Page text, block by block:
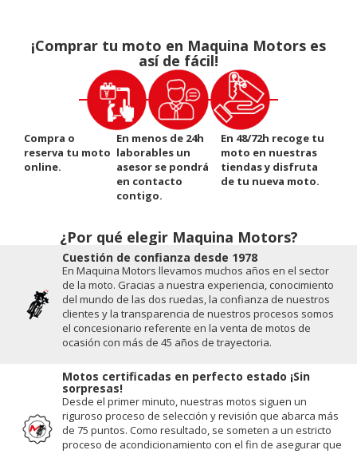
¡Comprar tu moto en Maquina Motors es
así de fácil!
Compra o
reserva tu moto
online.
En menos de 24h
laborables un
asesor se pondrá
en contacto
contigo.
En 48/72h recoge tu
moto en nuestras
tiendas y disfruta
de tu nueva moto.
¿Por qué elegir Maquina Motors?
Cuestión de conﬁanza desde 1978
En Maquina Motors llevamos muchos años en el sector
de la moto. Gracias a nuestra experiencia, conocimiento
del mundo de las dos ruedas, la conﬁanza de nuestros
clientes y la transparencia de nuestros procesos somos
el concesionario referente en la venta de motos de
ocasión con más de 45 años de trayectoria.
Motos certificadas en perfecto estado ¡Sin
sorpresas!
Desde el primer minuto, nuestras motos siguen un
riguroso proceso de selección y revisión que abarca más
de 75 puntos. Como resultado, se someten a un estricto
proceso de acondicionamiento con el fin de asegurar que